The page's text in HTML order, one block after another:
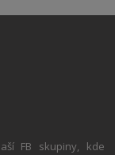
FB skupiny, kde